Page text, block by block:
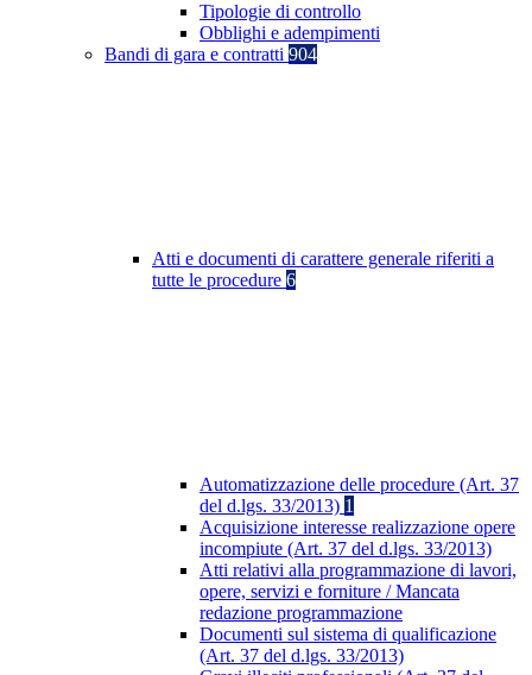
Tipologie di controllo
Obblighi e adempimenti
Bandi di gara e contratti 904
Atti e documenti di carattere generale riferiti a
tutte le procedure 6
Automatizzazione delle procedure (Art. 37
del d.lgs. 33/2013) 1
Acquisizione interesse realizzazione opere
incompiute (Art. 37 del d.lgs. 33/2013)
Atti relativi alla programmazione di lavori,
opere, servizi e forniture / Mancata
redazione programmazione
Documenti sul sistema di qualificazione
(Art. 37 del d.lgs. 33/2013)